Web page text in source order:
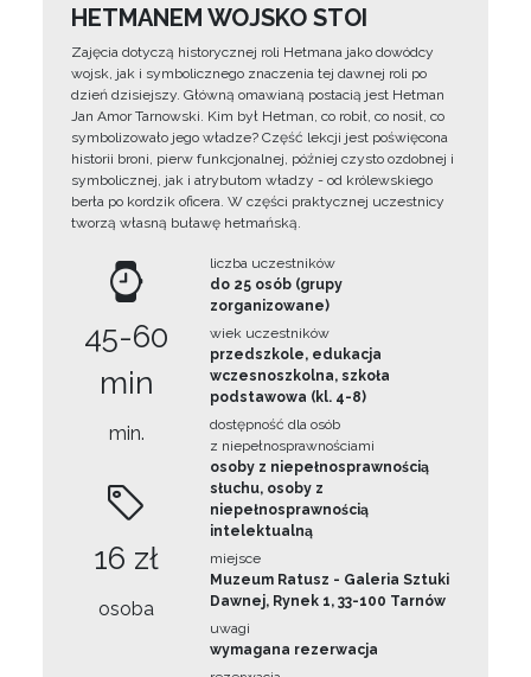
HETMANEM WOJSKO STOI
Zajęcia dotyczą historycznej roli Hetmana jako dowódcy
wojsk, jak i symbolicznego znaczenia tej dawnej roli po
dzień dzisiejszy. Główną omawianą postacią jest Hetman
Jan Amor Tarnowski. Kim był Hetman, co robił, co nosił, co
symbolizowało jego władze? Część lekcji jest poświęcona
historii broni, pierw funkcjonalnej, później czysto ozdobnej i
symbolicznej, jak i atrybutom władzy - od królewskiego
berła po kordzik oficera. W części praktycznej uczestnicy
tworzą własną buławę hetmańską.
45-60
min
min.
16 zł
osoba
liczba uczestników
do 25 osób (grupy
zorganizowane)
wiek uczestników
przedszkole, edukacja
wczesnoszkolna, szkoła
podstawowa (kl. 4-8)
dostępność dla osób
z niepełnosprawnościami
osoby z niepełnosprawnością
słuchu, osoby z
niepełnosprawnością
intelektualną
miejsce
Muzeum Ratusz - Galeria Sztuki
Dawnej, Rynek 1, 33-100 Tarnów
uwagi
wymagana rezerwacja